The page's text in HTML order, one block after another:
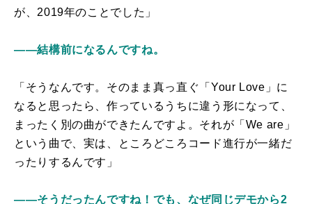
が、2019年のことでした」
――結構前になるんですね。
「そうなんです。そのまま真っ直ぐ「Your Love」に
なると思ったら、作っているうちに違う形になって、
まったく別の曲ができたんですよ。それが「We are」
という曲で、実は、ところどころコード進行が一緒だ
ったりするんです」
――そうだったんですね！でも、なぜ同じデモから2